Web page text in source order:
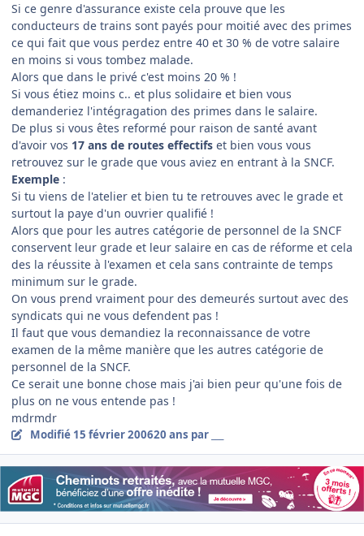
Si ce genre d'assurance existe cela prouve que les
conducteurs de trains sont payés pour moitié avec des primes
ce qui fait que vous perdez entre 40 et 30 % de votre salaire
en moins si vous tombez malade.
Alors que dans le privé c'est moins 20 % !
Si vous étiez moins c.. et plus solidaire et bien vous
demanderiez l'intégragation des primes dans le salaire.
De plus si vous êtes reformé pour raison de santé avant
d'avoir vos 17 ans de routes effectifs et bien vous vous
retrouvez sur le grade que vous aviez en entrant à la SNCF.
Exemple :
Si tu viens de l'atelier et bien tu te retrouves avec le grade et
surtout la paye d'un ouvrier qualifié !
Alors que pour les autres catégorie de personnel de la SNCF
conservent leur grade et leur salaire en cas de réforme et cela
des la réussite à l'examen et cela sans contrainte de temps
minimum sur le grade.
On vous prend vraiment pour des demeurés surtout avec des
syndicats qui ne vous defendent pas !
Il faut que vous demandiez la reconnaissance de votre
examen de la même manière que les autres catégorie de
personnel de la SNCF.
Ce serait une bonne chose mais j'ai bien peur qu'une fois de
plus on ne vous entende pas !
mdrmdr
Modifié 15 février 200620 ans par ___